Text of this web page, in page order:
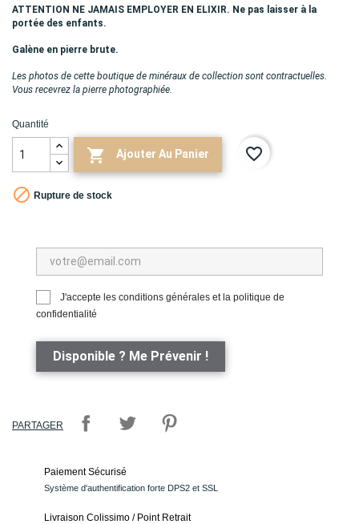
ATTENTION NE JAMAIS EMPLOYER EN ELIXIR. Ne pas laisser à la
portée des enfants.
Galène en pierre brute.
Les photos de cette boutique de minéraux de collection sont contractuelles.
Vous recevrez la pierre photographiée.
Quantité
 Ajouter Au Panier favorite_border
 Rupture de stock
J'accepte les conditions générales et la politique de
confidentialité
Disponible ? Me Prévenir !
PARTAGER
Paiement Sécurisé
Système d'authentification forte DPS2 et SSL
Livraison Colissimo / Point Retrait